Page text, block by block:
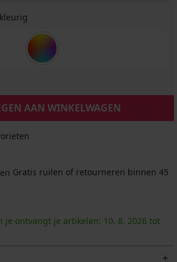
AAN WINKELWAGEN
Gratis ruilen of retourneren binnen 45
je ontvangt je artikelen: 10. 8. 2026 tot